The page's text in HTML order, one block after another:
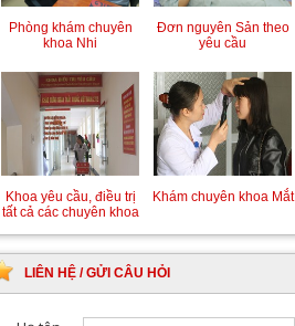
Phòng khám chuyên
khoa Nhi
Chiếu tia Plasma lạnh
hỗ trợ điều trị vết
Đơn nguyên Sản theo
yêu cầu
Khám bệnh nhân sau
phẫu thuật
Khoa yêu cầu, điều trị
tất cả các chuyên khoa
Khám Ngoại khoa
Khám chuyên khoa Mắt
Đội ngũ hướng dẫn
LIÊN HỆ / GỬI CÂU HỎI